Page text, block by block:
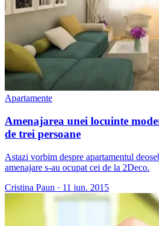
Apartamente
Amenajarea unei locuinte
de trei persoane
Astazi vorbim despre apartamentul
amenajare s-au ocupat cei de la 2Deco.
Cristina Paun · 11 iun. 2015